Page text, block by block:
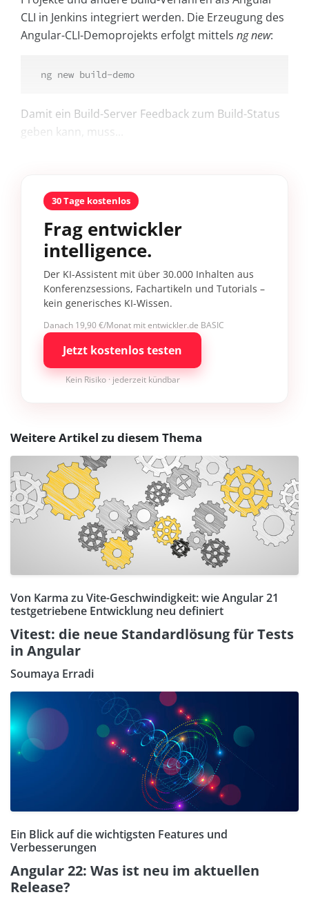
CLI in Jenkins integriert werden. Die Erzeugung des
Angular-CLI-Demoprojekts erfolgt mittels ng new:
ng new build-demo
Damit ein Build-Server Feedback zum Build-Status
geben kann, muss...
30 Tage kostenlos
Frag entwickler
intelligence.
Der KI-Assistent mit über 30.000 Inhalten aus
Konferenzsessions, Fachartikeln und Tutorials –
kein generisches KI-Wissen.
Danach 19,90 €/Monat mit entwickler.de BASIC
Jetzt kostenlos testen
Kein Risiko · jederzeit kündbar
Weitere Artikel zu diesem Thema
Von Karma zu Vite-Geschwindigkeit: wie Angular 21
testgetriebene Entwicklung neu definiert
Vitest: die neue Standardlösung für Tests
in Angular
Soumaya Erradi
Ein Blick auf die wichtigsten Features und
Verbesserungen
Angular 22: Was ist neu im aktuellen
Release?